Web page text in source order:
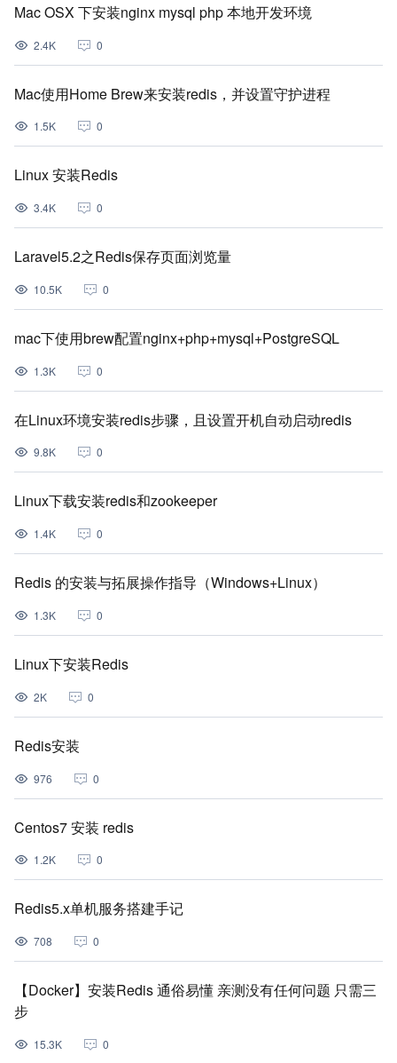
Mac OSX 下安装nginx mysql php 本地开发环境
2.4K 0
Mac使用Home Brew来安装redis，并设置守护进程
1.5K 0
Linux 安装Redis
3.4K 0
Laravel5.2之Redis保存页面浏览量
10.5K 0
mac下使用brew配置nginx+php+mysql+PostgreSQL
1.3K 0
在Linux环境安装redis步骤，且设置开机自动启动redis
9.8K 0
Linux下载安装redis和zookeeper
1.4K 0
Redis 的安装与拓展操作指导（Windows+Linux）
1.3K 0
Linux下安装Redis
2K 0
Redis安装
976 0
Centos7 安装 redis
1.2K 0
Redis5.x单机服务搭建手记
708 0
【Docker】安装Redis 通俗易懂 亲测没有任何问题 只需三
步
15.3K 0